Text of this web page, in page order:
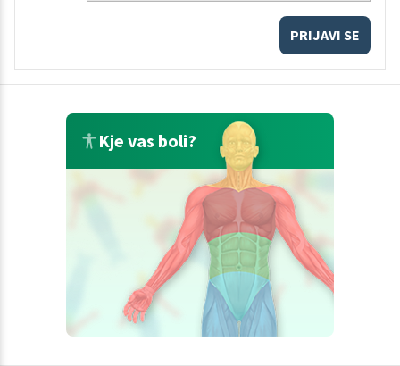
PRIJAVI SE
Kje vas boli?